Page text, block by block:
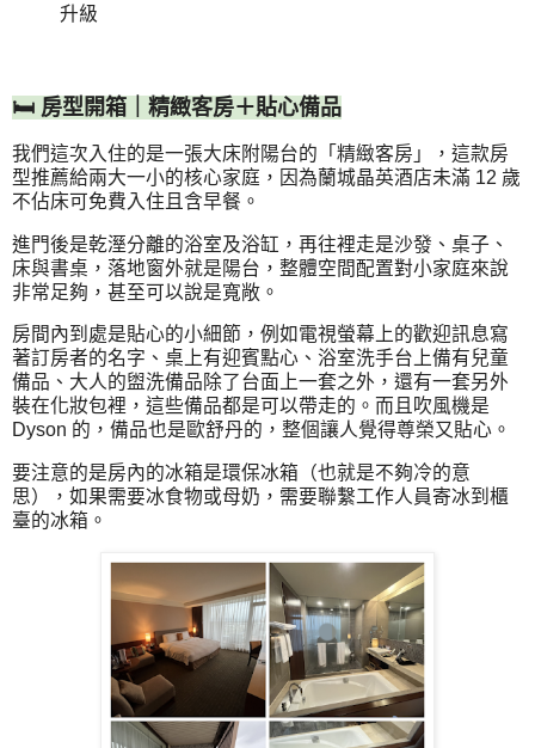
升級
🛏 房型開箱｜精緻客房＋貼心備品
我們這次入住的是一張大床附陽台的「精緻客房」，這款房
型推薦給兩大一小的核心家庭，因為蘭城晶英酒店未滿 12 歲
不佔床可免費入住且含早餐。
進門後是乾溼分離的浴室及浴缸，再往裡走是沙發、桌子、
床與書桌，落地窗外就是陽台，整體空間配置對小家庭來說
非常足夠，甚至可以說是寬敞。
房間內到處是貼心的小細節，例如電視螢幕上的歡迎訊息寫
著訂房者的名字、桌上有迎賓點心、浴室洗手台上備有兒童
備品、大人的盥洗備品除了台面上一套之外，還有一套另外
裝在化妝包裡，這些備品都是可以帶走的。而且吹風機是
Dyson 的，備品也是歐舒丹的，整個讓人覺得尊榮又貼心。
要注意的是房內的冰箱是環保冰箱（也就是不夠冷的意
思），如果需要冰食物或母奶，需要聯繫工作人員寄冰到櫃
臺的冰箱。